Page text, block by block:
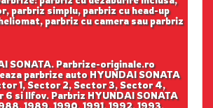
parbriz simplu, parbriz cu head-up
parbriz cu camera sau parbriz
SONATA. Parbrize-originale.ro
parbrize auto HYUNDAI SONATA
1, Sector 2, Sector 3, Sector 4,
si Ilfov. Parbriz HYUNDAI SONATA